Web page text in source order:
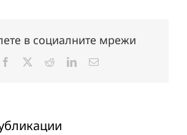
в социалните мрежи
Facebook RedditLinkedInЕлектронна